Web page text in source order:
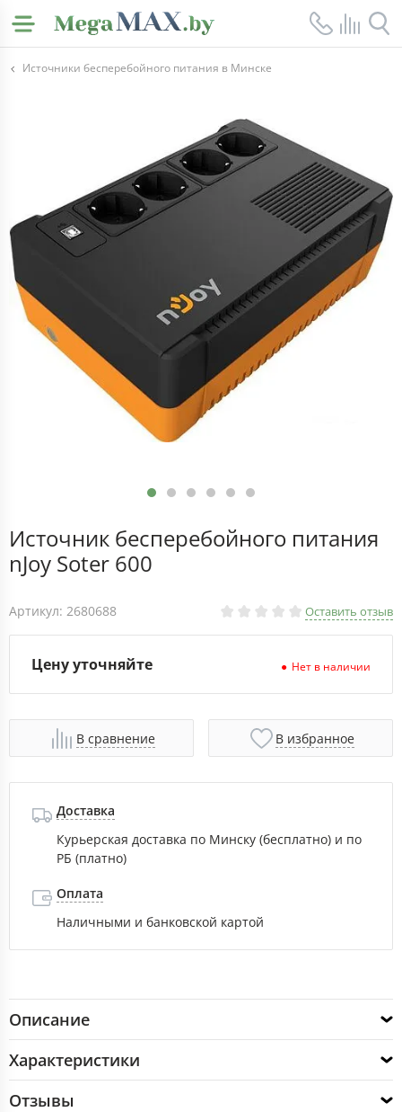
Источники бесперебойного питания в Минске
Источник бесперебойного питания
nJoy Soter 600
Артикул: 2680688 Оставить отзыв
Цену уточняйте Нет в наличии
В сравнение В избранное
Доставка
Курьерская доставка по Минску (бесплатно) и по
РБ (платно)
Оплата
Наличными и банковской картой
Описание
Характеристики
Отзывы